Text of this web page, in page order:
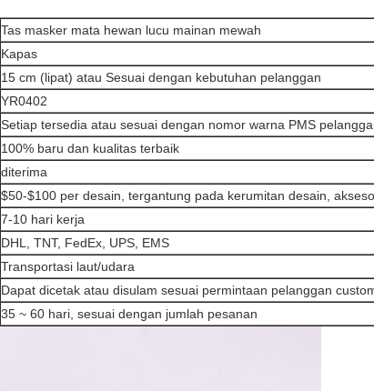
Tas masker mata hewan lucu mainan mewah
Kapas
15 cm (lipat) atau Sesuai dengan kebutuhan pelanggan
YR0402
Setiap tersedia atau sesuai dengan nomor warna PMS
100% baru dan kualitas terbaik
diterima
$50-$100 per desain, tergantung pada kerumitan desain,
7-10 hari kerja
DHL, TNT, FedEx, UPS, EMS
Transportasi laut/udara
Dapat dicetak atau disulam sesuai permintaan pelanggan
35 ~ 60 hari, sesuai dengan jumlah pesanan